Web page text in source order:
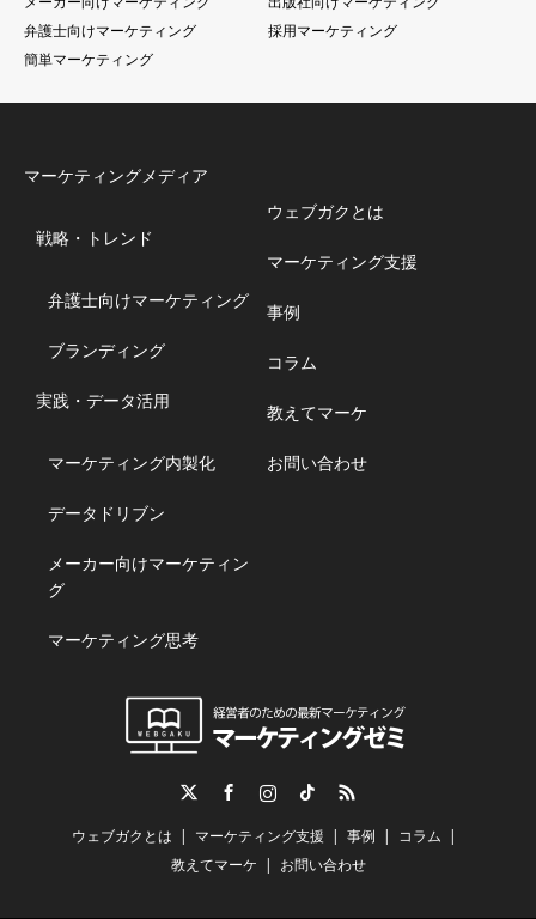
弁護士向けマーケティング
採用マーケティング
簡単マーケティング
マーケティングメディア
戦略・トレンド
弁護士向けマーケティング
ブランディング
実践・データ活用
マーケティング内製化
データドリブン
メーカー向けマーケティン
グ
マーケティング思考
ウェブガクとは
マーケティング支援
事例
コラム
教えてマーケ
お問い合わせ
InstagramTikTok RSS
ウェブガクとは マーケティング支援 事例
コラム
教えてマーケ
お問い合わせ